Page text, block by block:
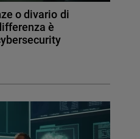
o divario di
è